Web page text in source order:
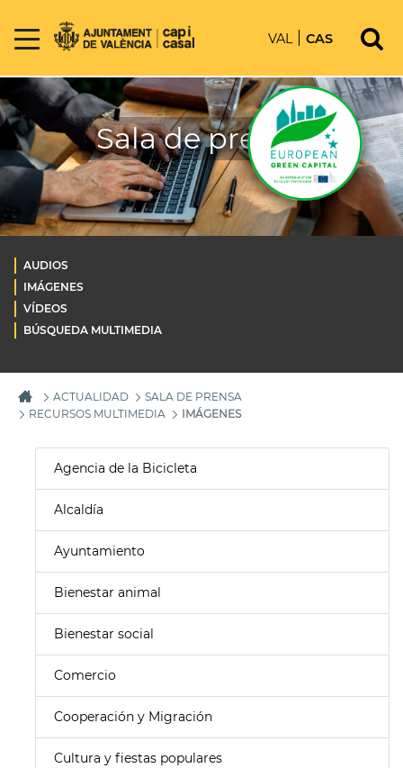
VAL CAS
Sala de prensa
AUDIOS
IMÁGENES
VÍDEOS
BÚSQUEDA MULTIMEDIA
ACTUALIDAD
SALA DE PRENSA
RECURSOS MULTIMEDIA
IMÁGENES
Agencia de la Bicicleta
Alcaldía
Ayuntamiento
Bienestar animal
Bienestar social
Comercio
Cooperación y Migración
Cultura y fiestas populares